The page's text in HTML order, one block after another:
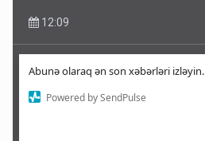
Abunə olaraq ən son xəbərləri izləyin.
Powered by SendPulse
12:09